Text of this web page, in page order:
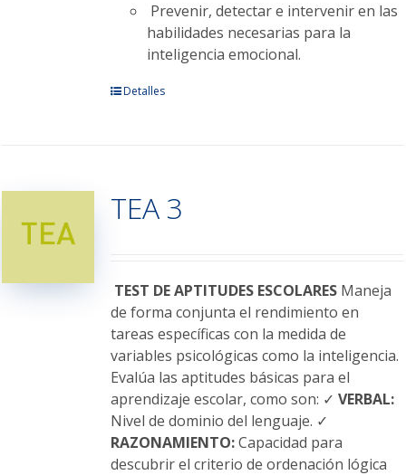
Prevenir, detectar e intervenir en las
habilidades necesarias para la
inteligencia emocional.
Este
Las
opciones
elegir
en
la
página
de
producto
Detalles
TEA 3
TEST DE APTITUDES ESCOLARESManeja
de forma conjunta el rendimiento en
tareas específicas con la medida de
variables psicológicas como la inteligencia.
Evalúa las aptitudes básicas para el
aprendizaje escolar, como son: ✓ VERBAL:
Nivel de dominio del lenguaje. ✓
RAZONAMIENTO:Capacidad para
descubrir el criterio de ordenación lógica